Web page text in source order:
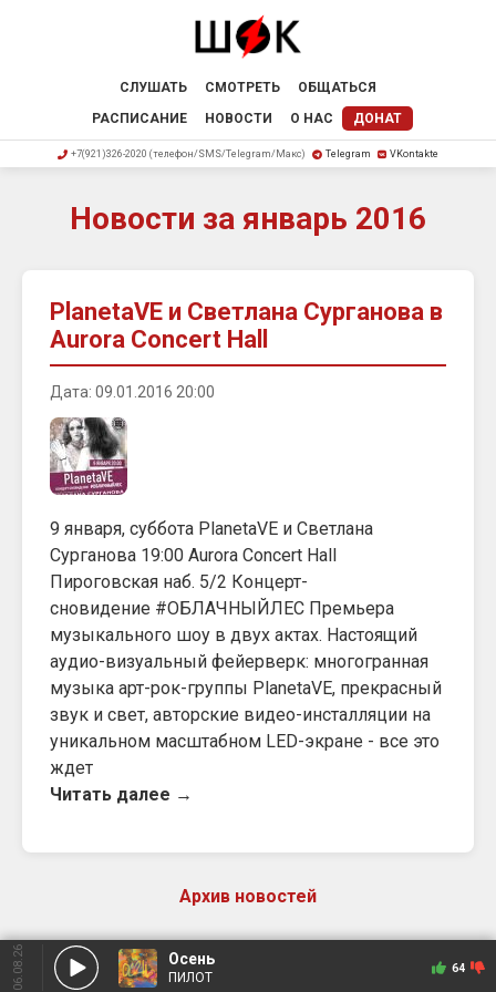
СЛУШАТЬ СМОТРЕТЬ
ОБЩАТЬСЯ
РАСПИСАНИЕ
НОВОСТИ О НАС ДОНАТ
+7(921)326-2020 (телефон/SMS/Telegram/Макс) Telegram VKontakte
Новости за январь 2016
PlanetaVE и Светлана Сурганова в
Aurora Concert Hall
Дата: 09.01.2016 20:00
9 января, суббота PlanetaVE и Светлана
Сурганова 19:00 Aurora Concert Hall
Пироговская наб. 5/2 Концерт-
сновидение #ОБЛАЧНЫЙЛЕС Премьера
музыкального шоу в двух актах. Настоящий
аудио-визуальный фейерверк: многогранная
музыка арт-рок-группы PlanetaVE, прекрасный
звук и свет, авторские видео-инсталляции на
уникальном масштабном LED-экране - все это
ждет
Читать далее →
Архив новостей
06.08.26 Осень
ПИЛОТ
64